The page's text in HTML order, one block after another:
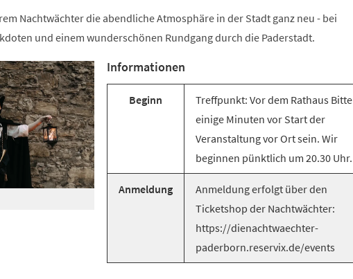
Nachtwächter die abendliche Atmosphäre in der Stadt ganz neu - bei
und einem wunderschönen Rundgang durch die Paderstadt.
Informationen
Beginn
Treffpunkt: Vor dem Rathaus Bitte
einige Minuten vor Start der
Veranstaltung vor Ort sein. Wir
beginnen pünktlich um 20.30 Uhr.
Anmeldung
Anmeldung erfolgt über den
Ticketshop der Nachtwächter:
https://dienachtwaechter-
paderborn.reservix.de/events